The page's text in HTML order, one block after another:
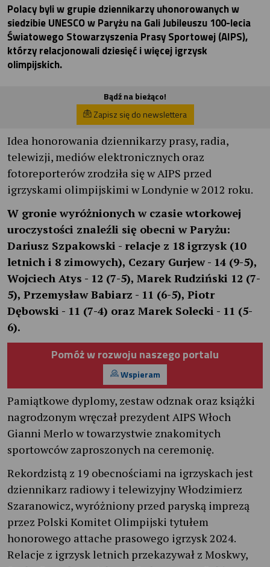
Polacy byli w grupie dziennikarzy uhonorowanych w
siedzibie UNESCO w Paryżu na Gali Jubileuszu 100-lecia
Światowego Stowarzyszenia Prasy Sportowej (AIPS),
którzy relacjonowali dziesięć i więcej igrzysk
olimpijskich.
Bądź na bieżąco!
Zapisz się do newslettera
Idea honorowania dziennikarzy prasy, radia,
telewizji, mediów elektronicznych oraz
fotoreporterów zrodziła się w AIPS przed
igrzyskami olimpijskimi w Londynie w 2012 roku.
W gronie wyróżnionych w czasie wtorkowej
uroczystości znaleźli się obecni w Paryżu:
Dariusz Szpakowski - relacje z 18 igrzysk (10
letnich i 8 zimowych), Cezary Gurjew - 14 (9-5),
Wojciech Atys - 12 (7-5), Marek Rudziński 12 (7-
5), Przemysław Babiarz - 11 (6-5), Piotr
Dębowski - 11 (7-4) oraz Marek Solecki - 11 (5-
6).
Pomóż w rozwoju naszego portalu
Wspieram
Pamiątkowe dyplomy, zestaw odznak oraz książki
nagrodzonym wręczał prezydent AIPS Włoch
Gianni Merlo w towarzystwie znakomitych
sportowców zaproszonych na ceremonię.
Rekordzistą z 19 obecnościami na igrzyskach jest
dziennikarz radiowy i telewizyjny Włodzimierz
Szaranowicz, wyróżniony przed paryską imprezą
przez Polski Komitet Olimpijski tytułem
honorowego attache prasowego igrzysk 2024.
Relacje z igrzysk letnich przekazywał z Moskwy,